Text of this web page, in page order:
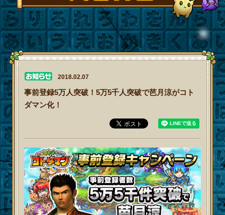
2018.02.07
事前登録5万人突破！5万5千人突破で芭月涼がコト
ダマン化！